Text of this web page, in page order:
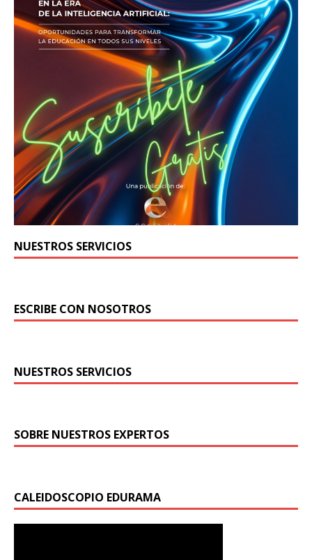
NUESTROS SERVICIOS
ESCRIBE CON NOSOTROS
NUESTROS SERVICIOS
SOBRE NUESTROS EXPERTOS
CALEIDOSCOPIO EDURAMA